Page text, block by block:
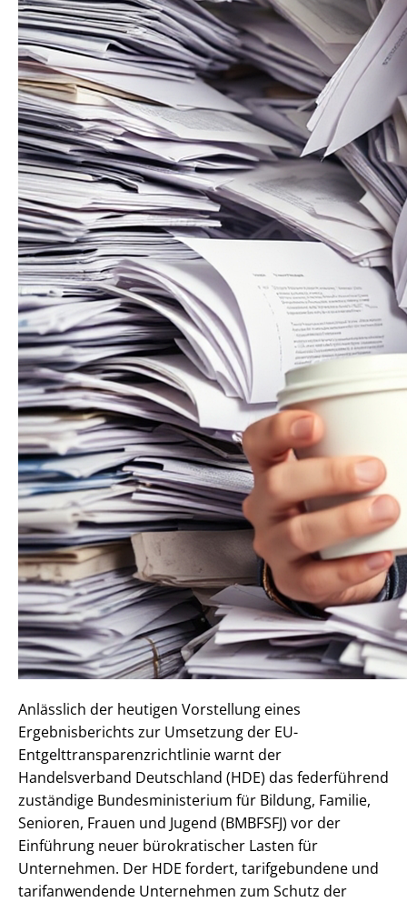
Anlässlich der heutigen Vorstellung eines
Ergebnisberichts zur Umsetzung der EU-
Entgelttransparenzrichtlinie warnt der
Handelsverband Deutschland (HDE) das federführend
zuständige Bundesministerium für Bildung, Familie,
Senioren, Frauen und Jugend (BMBFSFJ) vor der
Einführung neuer bürokratischer Lasten für
Unternehmen. Der HDE fordert, tarifgebundene und
tarifanwendende Unternehmen zum Schutz der